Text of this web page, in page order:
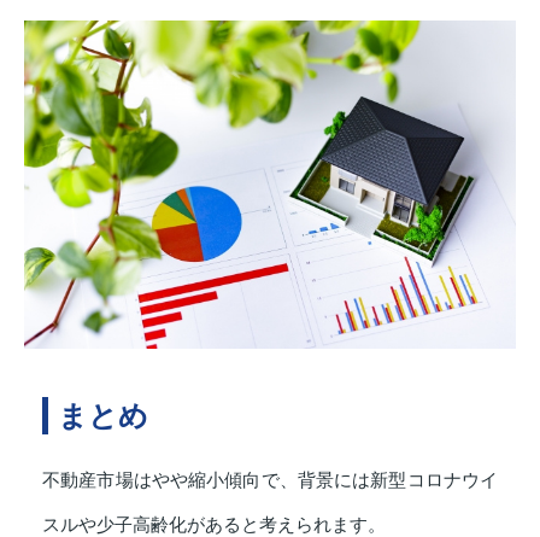
まとめ
不動産市場はやや縮小傾向で、背景には新型コロナウイ
スルや少子高齢化があると考えられます。